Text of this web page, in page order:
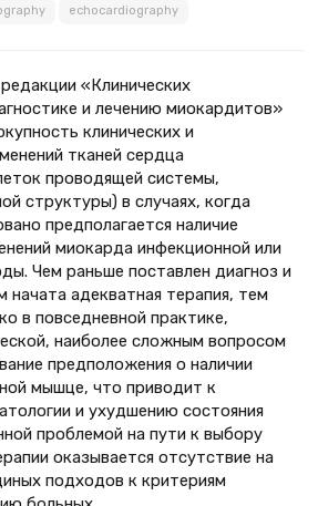
echocardiography
«Клинических
и лечению миокардитов»
клинических и
тканей сердца
проводящей системы,
структуры) в случаях, когда
предполагается наличие
миокарда инфекционной или
Чем раньше поставлен диагноз и
начата адекватная терапия, тем
в повседневной практике,
наиболее сложным вопросом
предположения о наличии
мышце, что приводит к
и ухудшению состояния
проблемой на пути к выбору
оказывается отсутствие на
подходов к критериям